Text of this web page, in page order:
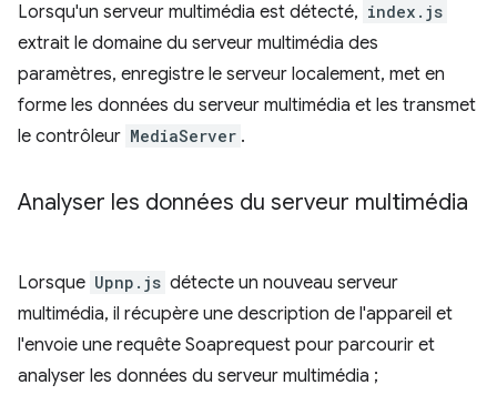
Lorsqu'un serveur multimédia est détecté, index.js
extrait le domaine du serveur multimédia des
paramètres, enregistre le serveur localement, met en
forme les données du serveur multimédia et les transmet
le contrôleur MediaServer .
Analyser les données du serveur multimédia
Lorsque Upnp.js détecte un nouveau serveur
multimédia, il récupère une description de l'appareil et
l'envoie une requête Soaprequest pour parcourir et
analyser les données du serveur multimédia ;